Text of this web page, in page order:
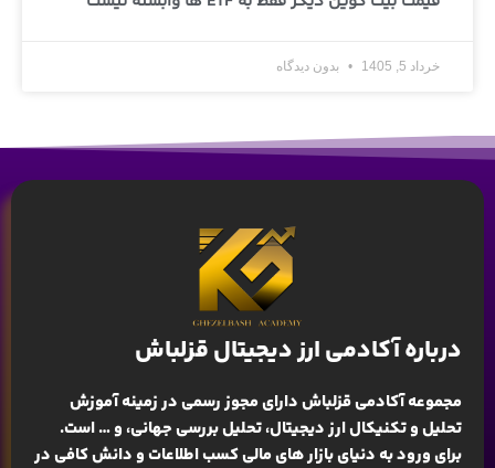
خرداد 5, 1405 بدون دیدگاه
درباره آکادمی ارز دیجیتال قزلباش
مجموعه آکادمی قزلباش دارای مجوز رسمی در زمینهآموزش
تحلیل و تکنیکال ارز دیجیتال، تحلیل بررسی جهانی، و … است.
برای ورود به دنیای بازار های مالی کسب اطلاعات و دانش کافی در